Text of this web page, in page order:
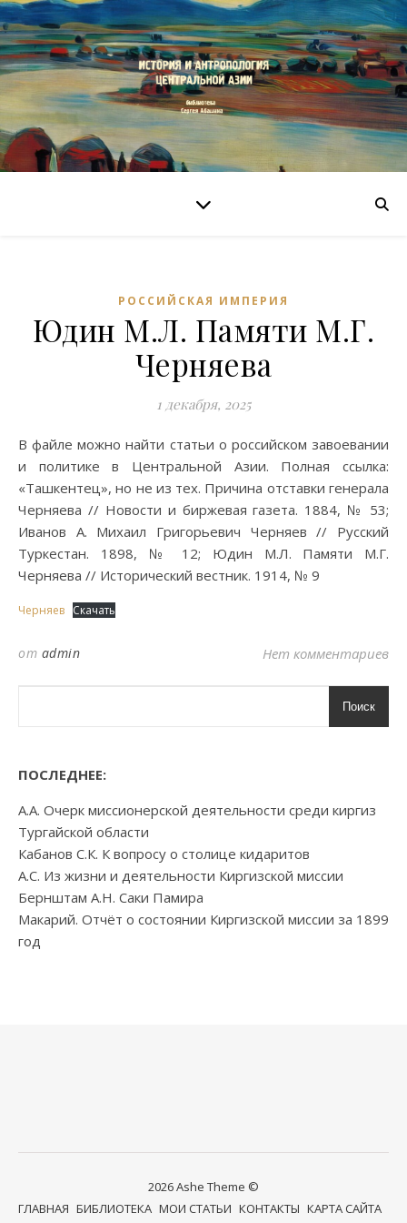
РОССИЙСКАЯ ИМПЕРИЯ
Юдин М.Л. Памяти М.Г.
Черняева
1 декабря, 2025
В файле можно найти статьи о российском завоевании
и политике в Центральной Азии. Полная ссылка:
«Ташкентец», но не из тех. Причина отставки генерала
Черняева // Новости и биржевая газета. 1884, № 53;
Иванов А. Михаил Григорьевич Черняев // Русский
Туркестан. 1898, № 12; Юдин М.Л. Памяти М.Г.
Черняева // Исторический вестник. 1914, № 9
Черняев Скачать
от admin Нет комментариев
Поиск
ПОСЛЕДНЕЕ:
А.А. Очерк миссионерской деятельности среди киргиз
Тургайской области
Кабанов С.К. К вопросу о столице кидаритов
А.С. Из жизни и деятельности Киргизской миссии
Бернштам А.Н. Саки Памира
Макарий. Отчёт о состоянии Киргизской миссии за 1899
год
2026 Ashe Theme ©
ГЛАВНАЯ БИБЛИОТЕКА МОИ СТАТЬИ КОНТАКТЫ КАРТА САЙТА